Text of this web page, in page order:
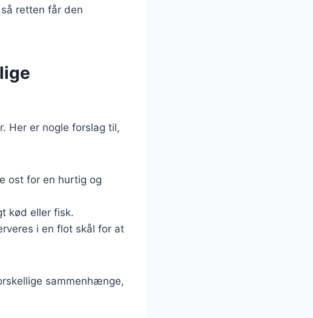
retten får den
Her er nogle forslag til,
ost for en hurtig og
kød eller fisk.
i en flot skål for at
sammenhænge,